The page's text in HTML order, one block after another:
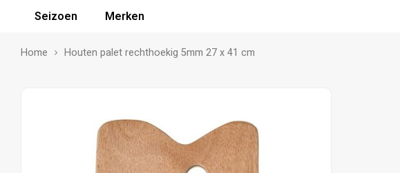
Seizoen
Merken
Home Houten palet rechthoekig 5mm 27 x 41 cm